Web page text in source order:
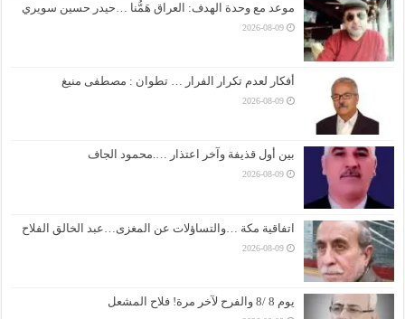
موعد مع وحدة الهدف: العراق هَمُّنا …حيدر حسين سويري
2026-08-09
أفكار لعدم تكرار الفرار … تطوان : مصطفى منيغ
2026-08-09
بين أول قذيفة وآخر اعتذار ….محمود الجاف
2026-08-09
اتفاقية مكة …والتساؤلات عن المغزى…عبد الخالق الفلاح
2026-08-09
يوم 8 /8 والفرح لآخر مرة! فلاح المشعل